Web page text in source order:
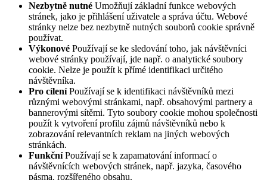
Nezbytně nutné Umožňují základní funkce webových
stránek, jako je přihlášení uživatele a správa účtu. Webové
stránky nelze bez nezbytně nutných souborů cookie správně
používat.
Výkonové Používají se ke sledování toho, jak návštěvníci
webové stránky používají, jde např. o analytické soubory
cookie. Nelze je použít k přímé identifikaci určitého
návštěvníka.
Pro cíleníPoužívají se k identifikaci návštěvníků mezi
různými webovými stránkami, např. obsahovými partnery a
bannerovými sítěmi. Tyto soubory cookie mohou společnosti
použít k vytvoření profilu zájmů návštěvníků nebo k
zobrazování relevantních reklam na jiných webových
stránkách.
FunkčníPoužívají se k zapamatování informací o
návštěvnících webových stránek, např. jazyka, časového
pásma, rozšířeného obsahu.